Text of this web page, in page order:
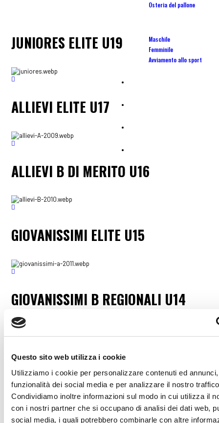
Questo sito web utilizza i cookie
Utilizziamo i cookie per personalizzare contenuti ed
funzionalità dei social media e per analizzare il nostro
Condividiamo inoltre informazioni sul modo in cui utilizza il
con i nostri partner che si occupano di analisi dei dati web,
social media, i quali potrebbero combinarle con altre
Osteria del pallone
Maschile
Femminile
Avviamento allo sport
JUNIORES ELITE U19
ALLIEVI ELITE U17
ALLIEVI B DI MERITO U16
GIOVANISSIMI ELITE U15
GIOVANISSIMI B REGIONALI U14
Segui Sestese Calcio sui social media